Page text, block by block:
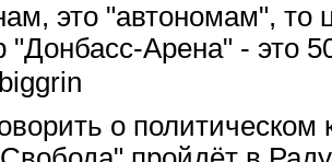
это "автономам", то
Арена" - это
о